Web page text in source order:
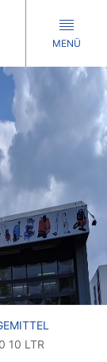
MENÜ
10 LTR